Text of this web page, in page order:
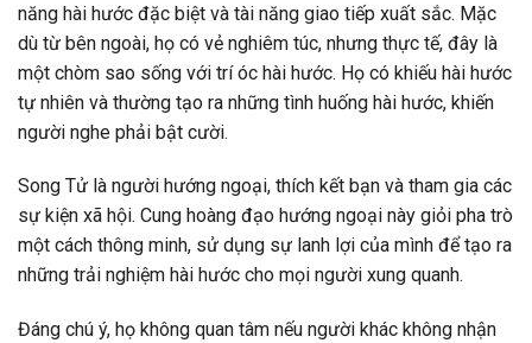
năng hài hước đặc biệt và tài năng giao tiếp xuất sắc. Mặc
dù từ bên ngoài, họ có vẻ nghiêm túc, nhưng thực tế, đây là
một chòm sao sống với trí óc hài hước. Họ có khiếu hài hước
tự nhiên và thường tạo ra những tình huống hài hước, khiến
người nghe phải bật cười.
Song Tử là người hướng ngoại, thích kết bạn và tham gia các
sự kiện xã hội. Cung hoàng đạo hướng ngoại này giỏi pha trò
một cách thông minh, sử dụng sự lanh lợi của mình để tạo ra
những trải nghiệm hài hước cho mọi người xung quanh.
Đáng chú ý, họ không quan tâm nếu người khác không nhận